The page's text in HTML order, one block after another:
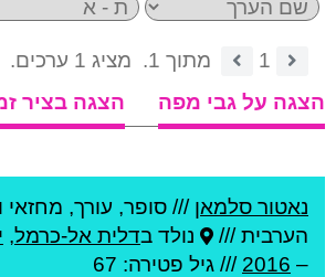
1 מתוך 1.
מציג 1 ערכים.
הצגה על גבי מפה
הצגה בציר
נאטור סלמאן /// סופר, עורך,
הערבית ///
נולד בדלית אל-כרמל,
–
2016 /// גיל פטירה: 67